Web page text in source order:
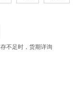
不足时，货期详询